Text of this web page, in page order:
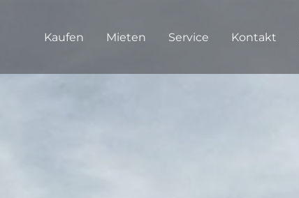
Kaufen Mieten Service Kontakt